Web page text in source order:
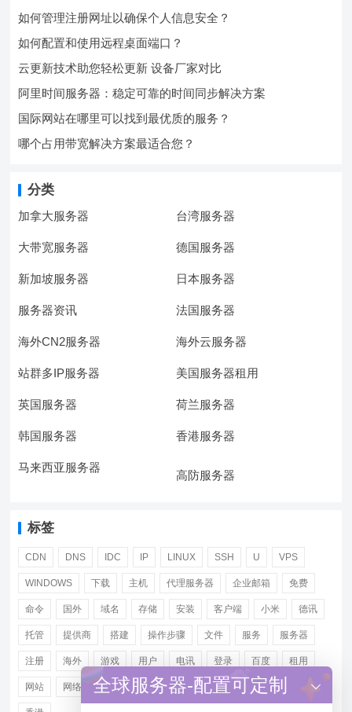
如何管理注册网址以确保个人信息安全？
如何配置和使用远程桌面端口？
云更新技术助您轻松更新 设备厂家对比
阿里时间服务器：稳定可靠的时间同步解决方案
国际网站在哪里可以找到最优质的服务？
哪个占用带宽解决方案最适合您？
分类
加拿大服务器 台湾服务器
大带宽服务器 德国服务器
新加坡服务器 日本服务器
服务器资讯 法国服务器
海外CN2服务器 海外云服务器
站群多IP服务器 美国服务器租用
英国服务器 荷兰服务器
韩国服务器 香港服务器
马来西亚服务器
高防服务器
标签
CDN DNS IDC IP LINUX SSH U VPS
WINDOWS 下载 主机 代理服务器 企业邮箱 免费
命令 国外 域名 存储 安装 客户端 小米 德讯
托管 提供商 搭建 操作步骤 文件 服务 服务器
注册 海外 游戏 用户 电讯 登录 百度 租用
网站 网络 腾讯 虚拟主机 证书 配置 阿里
全球服务器-配置可定制